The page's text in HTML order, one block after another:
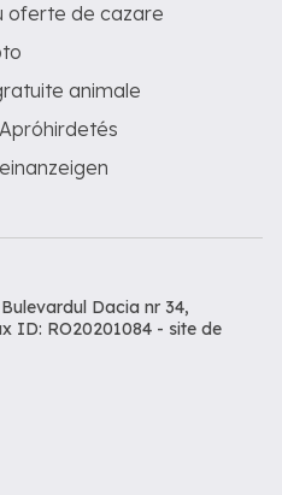
oferte de cazare
animale
Dacia nr 34,
ID: RO20201084 - site de